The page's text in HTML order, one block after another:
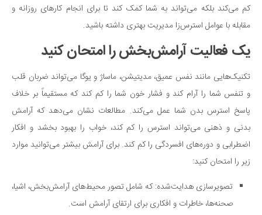
کم می‌کند بلکه می‌تواند به شما کمک کند تا برای انجام کارهای روزانه و
مقابله با عوامل استرس‌زا مدیریت بهتری داشته باشید.
یک فعالیت آرامش‌بخش را امتحان کنید
تکنیک‌هایی مانند نفس عمیق، مدیتیشن، ماساژ و یوگا می‌تواند ضربان قلب
و تنفس شما را آرام کند و فشار خون شما را کم کند که مستقیماً بر خلاف
پاسخ استرس بدن شما عمل می‌کند. مطالعات نشان می‌دهد که آرامش
بدنی و ذهنی می‌تواند استرس را کم کند، خواب را بهبود بخشد و افکار
اضطرابی و دوره‌های افسردگی را کم کند. برای آرامش بیشتر می‌توانید موارد
زیر را امتحان کنید:
تصویرسازی هدایت‌شده: که شامل تصور محیط‌های آرامش‌بخش، اشیا،
صحنه‌ها، خاطرات و افکاری برای ارتقای آرامش است.